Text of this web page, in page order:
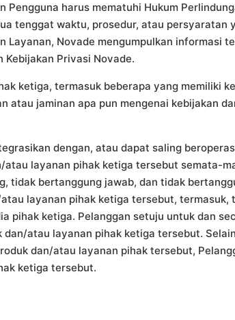
Pengguna harus mematuhi Hukum
tenggat waktu, prosedur, atau persyaratan
Novade mengumpulkan informasi
Privasi Novade.
ketiga, termasuk beberapa yang memiliki
atau jaminan apa pun mengenai kebijakan
dengan, atau dapat saling
layanan pihak ketiga tersebut semata-
tidak bertanggung jawab, dan tidak
layanan pihak ketiga tersebut,
pihak ketiga. Pelanggan setuju untuk dan
atau layanan pihak ketiga tersebut.
dan/atau layanan pihak tersebut,
ketiga tersebut.